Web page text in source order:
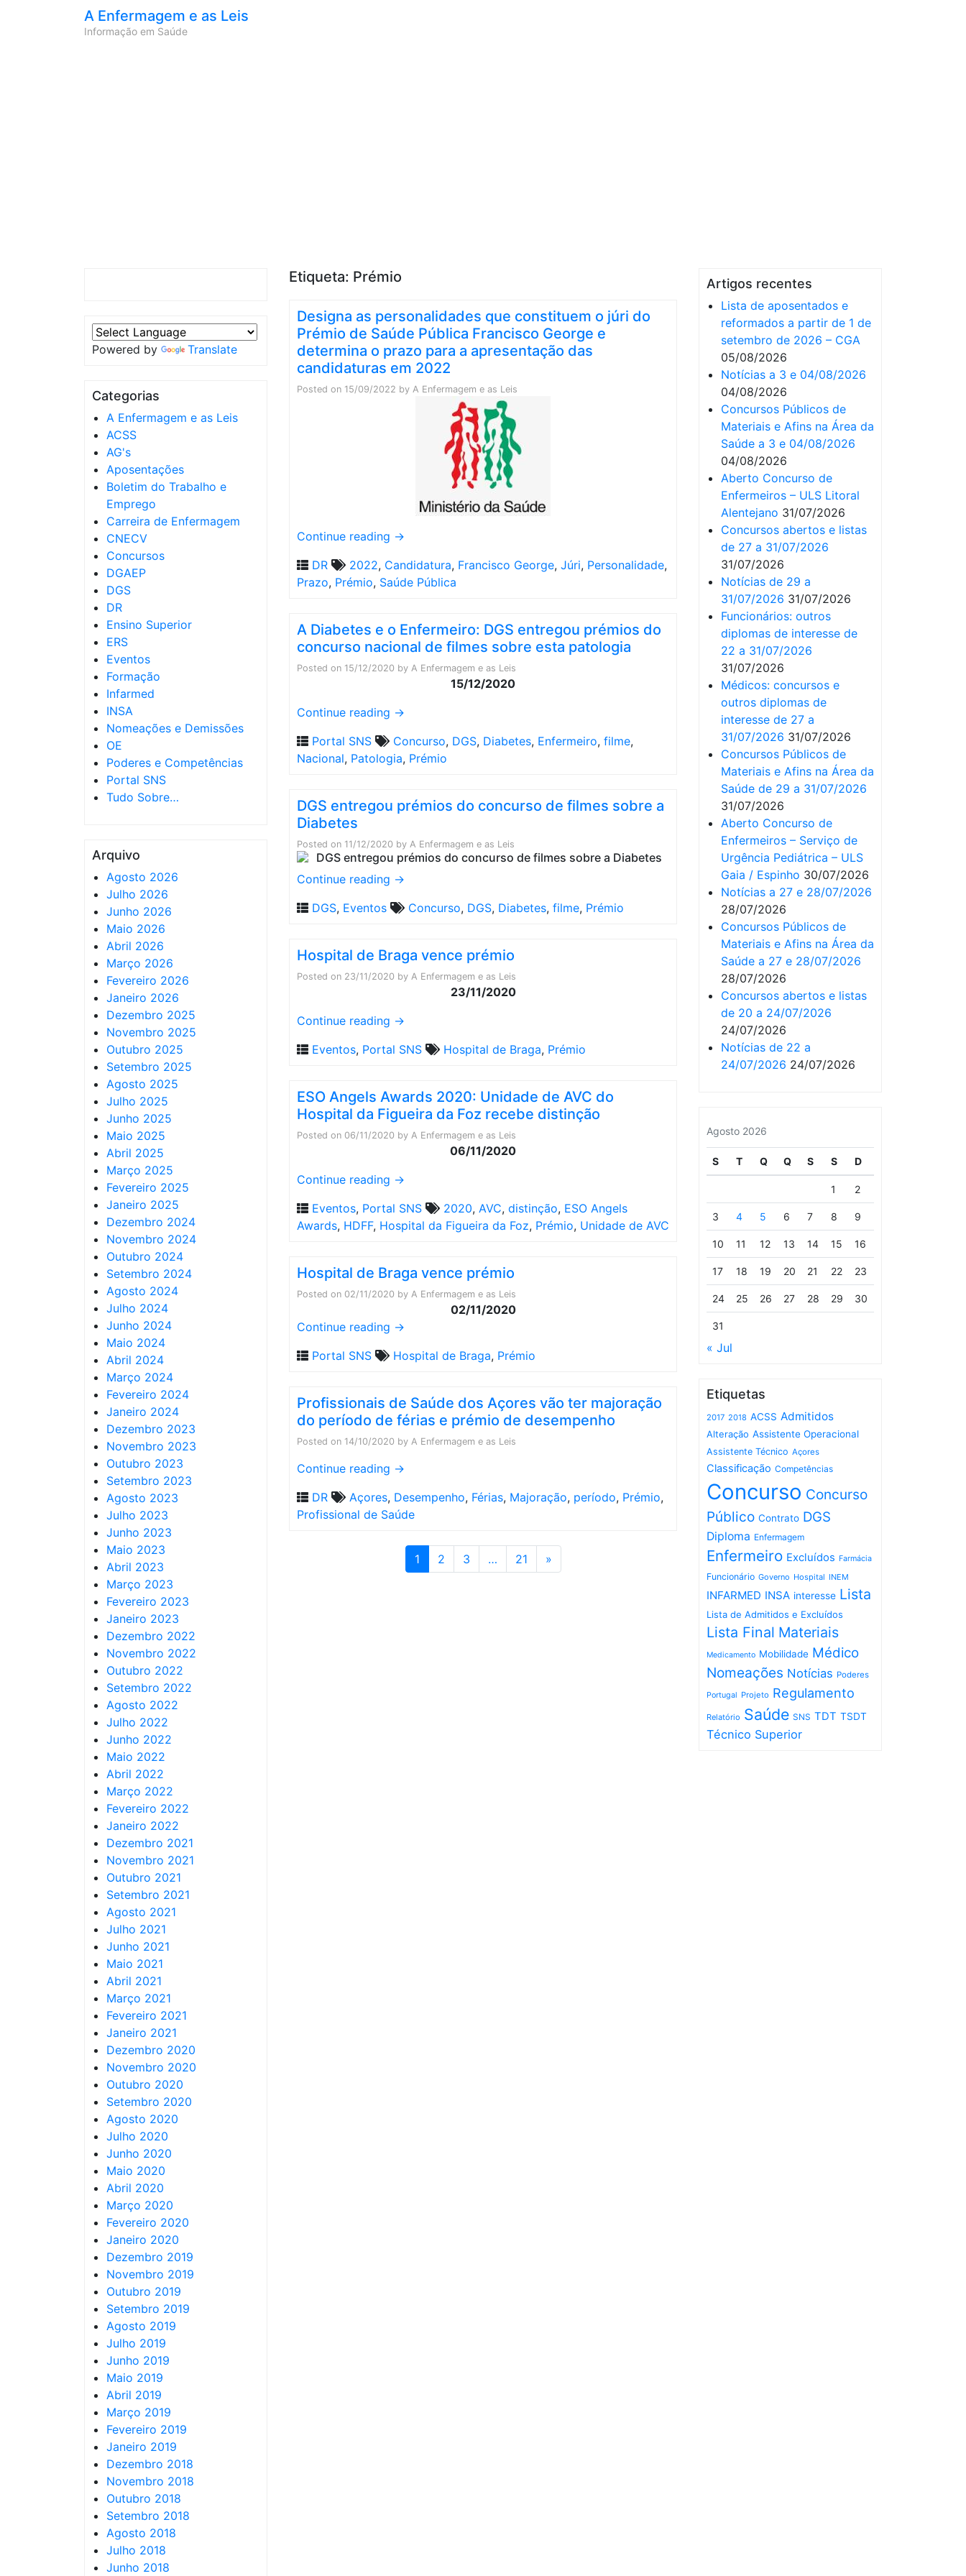
A Enfermagem e as Leis
Informação em Saúde
Powered by Translate
Categorias
A Enfermagem e as Leis
ACSS
AG's
Aposentações
Boletim do Trabalho e
Emprego
Carreira de Enfermagem
CNECV
Concursos
DGAEP
DGS
DR
Ensino Superior
ERS
Eventos
Formação
Infarmed
INSA
Nomeações e Demissões
OE
Poderes e Competências
Portal SNS
Tudo Sobre…
Arquivo
Agosto 2026
Julho 2026
Junho 2026
Maio 2026
Abril 2026
Março 2026
Fevereiro 2026
Janeiro 2026
Dezembro 2025
Novembro 2025
Outubro 2025
Setembro 2025
Agosto 2025
Julho 2025
Junho 2025
Maio 2025
Abril 2025
Março 2025
Fevereiro 2025
Janeiro 2025
Dezembro 2024
Novembro 2024
Outubro 2024
Setembro 2024
Agosto 2024
Julho 2024
Junho 2024
Maio 2024
Abril 2024
Março 2024
Fevereiro 2024
Janeiro 2024
Dezembro 2023
Novembro 2023
Outubro 2023
Setembro 2023
Agosto 2023
Julho 2023
Junho 2023
Maio 2023
Abril 2023
Março 2023
Fevereiro 2023
Janeiro 2023
Dezembro 2022
Novembro 2022
Outubro 2022
Setembro 2022
Agosto 2022
Julho 2022
Junho 2022
Maio 2022
Abril 2022
Março 2022
Fevereiro 2022
Janeiro 2022
Dezembro 2021
Novembro 2021
Outubro 2021
Setembro 2021
Agosto 2021
Julho 2021
Junho 2021
Maio 2021
Abril 2021
Março 2021
Fevereiro 2021
Janeiro 2021
Dezembro 2020
Novembro 2020
Outubro 2020
Setembro 2020
Agosto 2020
Julho 2020
Junho 2020
Maio 2020
Abril 2020
Março 2020
Fevereiro 2020
Janeiro 2020
Dezembro 2019
Novembro 2019
Outubro 2019
Setembro 2019
Agosto 2019
Julho 2019
Junho 2019
Maio 2019
Abril 2019
Março 2019
Fevereiro 2019
Janeiro 2019
Dezembro 2018
Novembro 2018
Outubro 2018
Setembro 2018
Agosto 2018
Julho 2018
Junho 2018
Etiqueta: Prémio
Designa as personalidades que constituem o júri do
Prémio de Saúde Pública Francisco George e
determina o prazo para a apresentação das
candidaturas em 2022
Posted on 15/09/2022 by A Enfermagem e as Leis
Continue reading →
DR
2022, Candidatura, Francisco George, Júri, Personalidade,
Prazo, Prémio, Saúde Pública
A Diabetes e o Enfermeiro: DGS entregou prémios do
concurso nacional de filmes sobre esta patologia
Posted on 15/12/2020 by A Enfermagem e as Leis
15/12/2020
Continue reading →
Portal SNS
Concurso, DGS, Diabetes, Enfermeiro, filme,
Nacional, Patologia, Prémio
DGS entregou prémios do concurso de filmes sobre a
Diabetes
Posted on 11/12/2020 by A Enfermagem e as Leis
Continue reading →
DGS, Eventos Concurso, DGS, Diabetes, filme, Prémio
Hospital de Braga vence prémio
Posted on 23/11/2020 by A Enfermagem e as Leis
23/11/2020
Continue reading →
Eventos, Portal SNS Hospital de Braga, Prémio
ESO Angels Awards 2020: Unidade de AVC do
Hospital da Figueira da Foz recebe distinção
Posted on 06/11/2020 by A Enfermagem e as Leis
06/11/2020
Continue reading →
Eventos, Portal SNS 2020, AVC, distinção, ESO Angels
Awards, HDFF, Hospital da Figueira da Foz, Prémio, Unidade de AVC
Hospital de Braga vence prémio
Posted on 02/11/2020 by A Enfermagem e as Leis
02/11/2020
Continue reading →
Portal SNS
Hospital de Braga, Prémio
Profissionais de Saúde dos Açores vão ter majoração
do período de férias e prémio de desempenho
Posted on 14/10/2020 by A Enfermagem e as Leis
Continue reading →
DR
Açores, Desempenho, Férias, Majoração, período, Prémio,
Profissional de Saúde
1 2 3 … 21 »
Artigos recentes
Lista de aposentados e
reformados a partir de 1 de
setembro de 2026 – CGA
05/08/2026
Notícias a 3 e 04/08/2026
04/08/2026
Concursos Públicos de
Materiais e Afins na Área da
Saúde a 3 e 04/08/2026
04/08/2026
Aberto Concurso de
Enfermeiros – ULS Litoral
Alentejano 31/07/2026
Concursos abertos e listas
de 27 a 31/07/2026
31/07/2026
Notícias de 29 a
31/07/2026 31/07/2026
Funcionários: outros
diplomas de interesse de
22 a 31/07/2026
31/07/2026
Médicos: concursos e
outros diplomas de
interesse de 27 a
31/07/2026 31/07/2026
Concursos Públicos de
Materiais e Afins na Área da
Saúde de 29 a 31/07/2026
31/07/2026
Aberto Concurso de
Enfermeiros – Serviço de
Urgência Pediátrica – ULS
Gaia / Espinho 30/07/2026
Notícias a 27 e 28/07/2026
28/07/2026
Concursos Públicos de
Materiais e Afins na Área da
Saúde a 27 e 28/07/2026
28/07/2026
Concursos abertos e listas
de 20 a 24/07/2026
24/07/2026
Notícias de 22 a
24/07/2026 24/07/2026
Agosto 2026
S T Q Q S S D
1 2
3 4 5 6 7 8 9
10 11 12 13 14 15 16
17 18 19 20 21 22 23
24 25 26 27 28 29 30
31
« Jul
Etiquetas
2017 2018 ACSS Admitidos
Alteração Assistente Operacional
Assistente Técnico Açores
Classificação Competências
Concurso Concurso
Público Contrato DGS
Diploma Enfermagem
Enfermeiro Excluídos Farmácia
Funcionário Governo Hospital INEM
INFARMED INSA interesse Lista
Lista de Admitidos e Excluídos
Lista Final Materiais
Medicamento Mobilidade Médico
Nomeações Notícias Poderes
Portugal Projeto Regulamento
Relatório Saúde SNS TDT TSDT
Técnico Superior